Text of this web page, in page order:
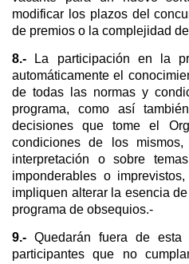
modificar los plazos del
de premios o la complejidad
8.- La participación en la
automáticamente el
de todas las normas y
programa, como así
decisiones que tome el
condiciones de los
interpretación o sobre
imponderables o
impliquen alterar la esencia
programa de obsequios.-
9.- Quedarán fuera de esta
participantes que no